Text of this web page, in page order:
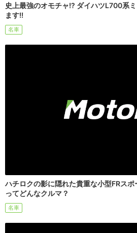
史上最強のオモチャ!? ダイハツL700系
ます!!
名車
ハチロクの影に隠れた貴重な小型FRス
ってどんなクルマ？
名車